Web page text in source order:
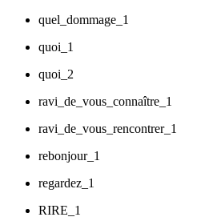
quel_dommage_1
quoi_1
quoi_2
ravi_de_vous_connaître_1
ravi_de_vous_rencontrer_1
rebonjour_1
regardez_1
RIRE_1